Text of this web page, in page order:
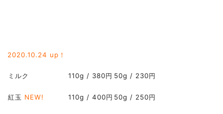
2020.10.24 up！
ミルク 110g / 380円 50g / 230円
紅玉 NEW! 110g / 400円 50g / 250円